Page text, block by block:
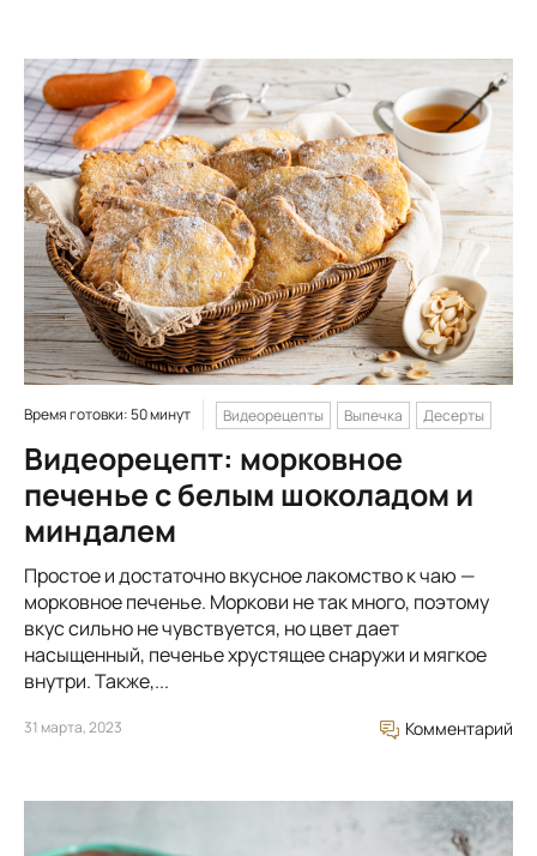
Время готовки: 50 минут Видеорецепты Выпечка Десерты
Видеорецепт: морковное
печенье с белым шоколадом и
миндалем
Простое и достаточно вкусное лакомство к чаю —
морковное печенье. Моркови не так много, поэтому
вкус сильно не чувствуется, но цвет дает
насыщенный, печенье хрустящее снаружи и мягкое
внутри. Также,...
31 марта, 2023 Комментарий